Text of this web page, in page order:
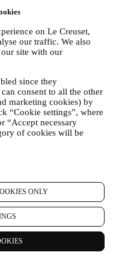
on Le Creuset,
our traffic. We also
site with our
since they
consent to all the other
marketing cookies) by
“Cookie settings”, where
“Accept necessary
of cookies will be
ONLY
nous ayons besoin de vous
ou opérationnelles.
confirmation de votre
vos données pour répondre
par l’intermédiaire de
Cette activité de traitement
de nos services de
traiter vos données en
équilibré avec vos
des e-mails de suivi dans
dans votre panier sans
ne finalisez pas l'achat
communication de suivi ne
DES
(par exemple en
lorsque vous
nous vous enverrons des
et des nouvelles
Le Creuset, aux filiales
locaux également
contacterons par courrier